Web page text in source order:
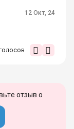
12 Окт, 24
отзыв о